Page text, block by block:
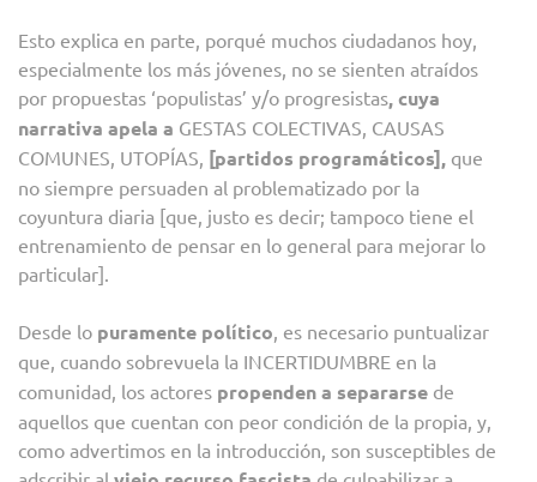
Esto explica en parte, porqué muchos ciudadanos hoy,
especialmente los más jóvenes, no se sienten atraídos
por propuestas ‘populistas’ y/o progresistas, cuya
narrativa apela a GESTAS COLECTIVAS, CAUSAS
COMUNES, UTOPÍAS, [partidos programáticos], que
no siempre persuaden al problematizado por la
coyuntura diaria [que, justo es decir; tampoco tiene el
entrenamiento de pensar en lo general para mejorar lo
particular].
Desde lo puramente político, es necesario puntualizar
que, cuando sobrevuela la INCERTIDUMBRE en la
comunidad, los actores propenden a separarse de
aquellos que cuentan con peor condición de la propia, y,
como advertimos en la introducción, son susceptibles de